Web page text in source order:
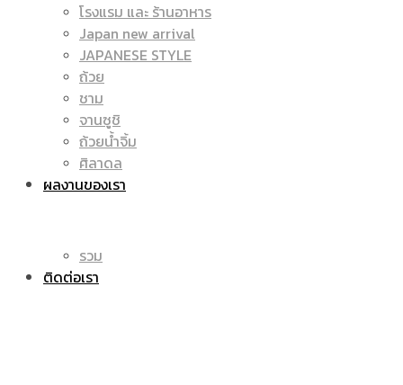
สกรีน
โลโก้
แก้ว
โรงแรม และ ร้านอาหาร
Japan new arrival
JAPANESE STYLE
ถ้วย
ชาม
จานซูชิ
ถ้วยน้ำจิ้ม
ศิลาดล
ผลงานของเรา
รวม
ติดต่อเรา